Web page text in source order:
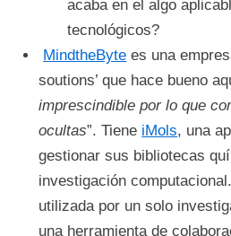
acaba en el algo
tecnológicos?
MindtheByte es una
soutions’ que hace bueno
imprescindible por lo que
ocultas”. Tiene iMols, una
gestionar sus bibliotecas
investigación computacional.
utilizada por un solo
una herramienta de